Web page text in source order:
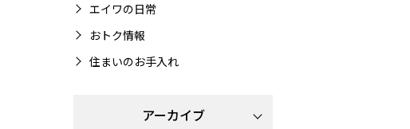
エイワの日常
おトク情報
住まいのお手入れ
アーカイブ